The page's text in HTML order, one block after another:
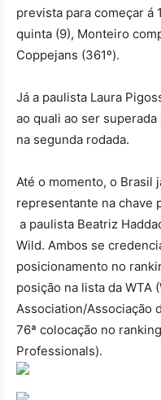
prevista para começar á
quinta (9), Monteiro
Coppejans (361º).
Já a paulista Laura
ao quali ao ser
na segunda rodada.
Até o momento, o Brasil
representante na chave
a paulista Beatriz
Wild. Ambos se
posicionamento no
posição na lista da WTA
Association/Associação
76ª colocação no
Professionals).